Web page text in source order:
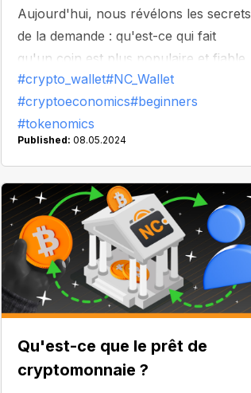
Aujourd'hui, nous révélons les secrets
de la demande : qu'est-ce qui fait
qu'un coin est plus populaire et fiable
que d'autres ?
#crypto_wallet#NC_Wallet
#cryptoeconomics#beginners
#tokenomics
Published: 08.05.2024
Qu'est-ce que le prêt de
cryptomonnaie ?